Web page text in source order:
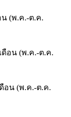
น (พ.ค.-ต.ค.
ดือน (พ.ค.-ต.ค.
อน (พ.ค.-ต.ค.